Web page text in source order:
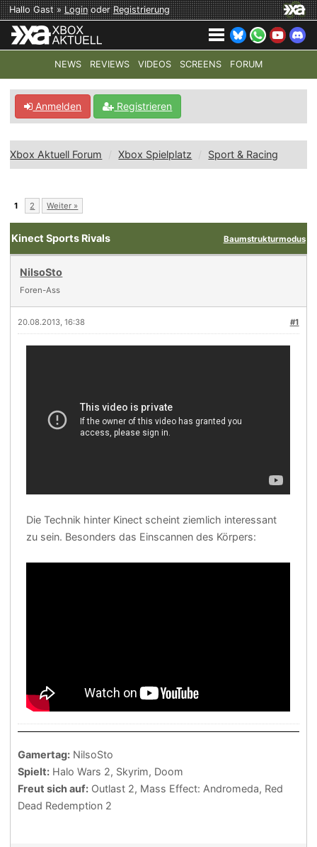
Hallo Gast »LoginoderRegistrierung
NEWS REVIEWS VIDEOS SCREENS FORUM
TOP-THEMEN: COD: MODERN WARFARE 4 HALO:
Anmelden Registrieren
Xbox Aktuell Forum Xbox Spielplatz Sport & Racing
1 2 Weiter »
Baumstrukturmodus
Kinect Sports Rivals
NilsoSto
Foren-Ass
#1
20.08.2013, 16:38
Die Technik hinter Kinect scheint ziemlich interessant
zu sein. Besonders das Einscannen des Körpers:
Gamertag: NilsoSto
Spielt: Halo Wars 2, Skyrim, Doom
Freut sich auf: Outlast 2, Mass Effect: Andromeda, Red
Dead Redemption 2